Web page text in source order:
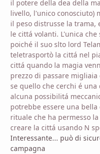
il potere della dea della
livello, l'unico conosciuto)
il peso distrusse la trama,
le cittá volanti. L'unica
poiché il suo slto lord
teletrasportò la cittá nel
cittá quando la magia
prezzo di passare
se quello che cerchi é
alcuna possibilitá
potrebbe essere una
rituale che ha permesso
creare la cittá usando N
Interessante... può di
campagna